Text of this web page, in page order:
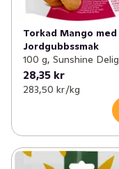
Torkad Mango med
Jordgubbssmak
100 g, Sunshine
28,35 kr
283,50 kr /kg